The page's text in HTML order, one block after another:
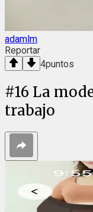
adamlm
Reportar
4puntos
#16 La
trabajo